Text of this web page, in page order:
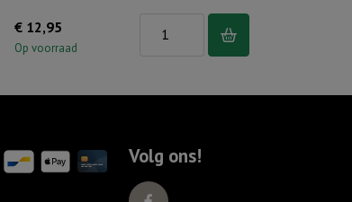
€ 12,95
Op voorraad
aantal
Volg ons!